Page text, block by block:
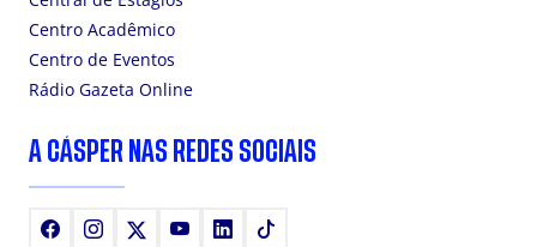
Centro Acadêmico
Centro de Eventos
Rádio Gazeta Online
A CÁSPER NAS REDES SOCIAIS
FacebookInstagram YoutubeLinkedIn